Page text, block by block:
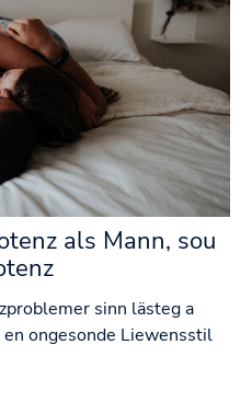
als Mann, sou
sinn lästeg a
ongesonde Liewensstil